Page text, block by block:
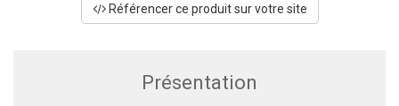
Référencer ce produit sur votre site
Présentation